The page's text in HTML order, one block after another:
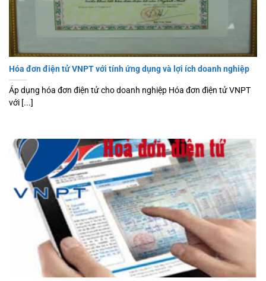
Hóa đơn điện tử VNPT với tính ứng dụng và lợi ích doanh nghiệp
Áp dụng hóa đơn điện tử cho doanh nghiệp Hóa đơn điện tử VNPT
với [...]